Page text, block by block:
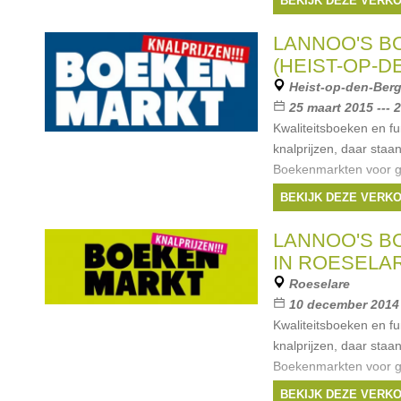
koopjesjagers. Kom
Merken: Van
Lannoo ,
Meulenhoff
, ...
LANNOO'S
(HEIST-OP-
Heist-op-den-Berg
25 maart 2015 ---
Kwaliteitsboeken en
knalprijzen, daar
Boekenmarkten voor
verleidt het
koopjesjagers. Kom
Merken: Van
Lannoo , Terra
Moulinsart, ...
BEKIJK DEZE
LANNOO'S
IN
Roeselare
10 december
Kwaliteitsboeken en
knalprijzen, daar
Boekenmarkten voor
verleidt het
BEKIJK DEZE